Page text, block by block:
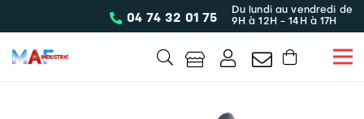
04 74 32 01 75
Du lundi au vendredi de
9H à 12H - 14H à 17H